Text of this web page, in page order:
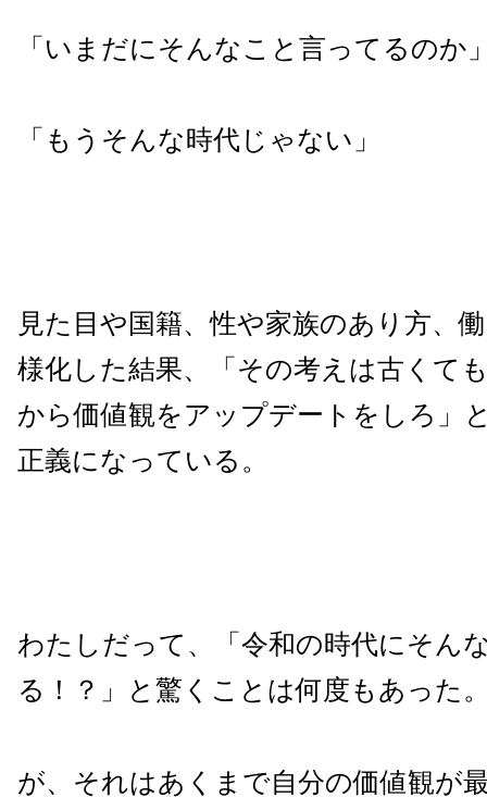
「いまだにそんなこと言ってるのか
「もうそんな時代じゃない」
見た目や国籍、性や家族のあり方、
様化した結果、「その考えは古くて
から価値観をアップデートをしろ」
正義になっている。
わたしだって、「令和の時代にそん
る！？」と驚くことは何度もあった
が、それはあくまで自分の価値観が